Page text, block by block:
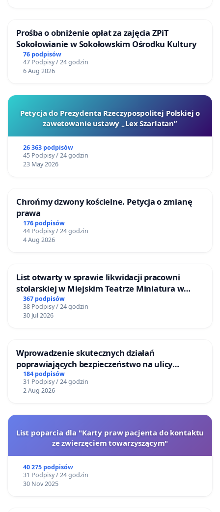
Prośba o obniżenie opłat za zajęcia ZPiT
Sokołowianie w Sokołowskim Ośrodku Kultury
76 podpisów
47 Podpisy / 24 godzin
6 Aug 2026
Petycja do Prezydenta Rzeczypospolitej Polskiej o
zawetowanie ustawy „Lex Szarlatan”
26 363 podpisów
45 Podpisy / 24 godzin
23 May 2026
Chrońmy dzwony kościelne. Petycja o zmianę
prawa
176 podpisów
44 Podpisy / 24 godzin
4 Aug 2026
List otwarty w sprawie likwidacji pracowni
stolarskiej w Miejskim Teatrze Miniatura w
Gdańsku
367 podpisów
38 Podpisy / 24 godzin
30 Jul 2026
Wprowadzenie skutecznych działań
poprawiających bezpieczeństwo na ulicy
Żeromskiego w Otwocku
184 podpisów
31 Podpisy / 24 godzin
2 Aug 2026
List poparcia dla "Karty praw pacjenta do kontaktu
ze zwierzęciem towarzyszącym"
40 275 podpisów
31 Podpisy / 24 godzin
30 Nov 2025